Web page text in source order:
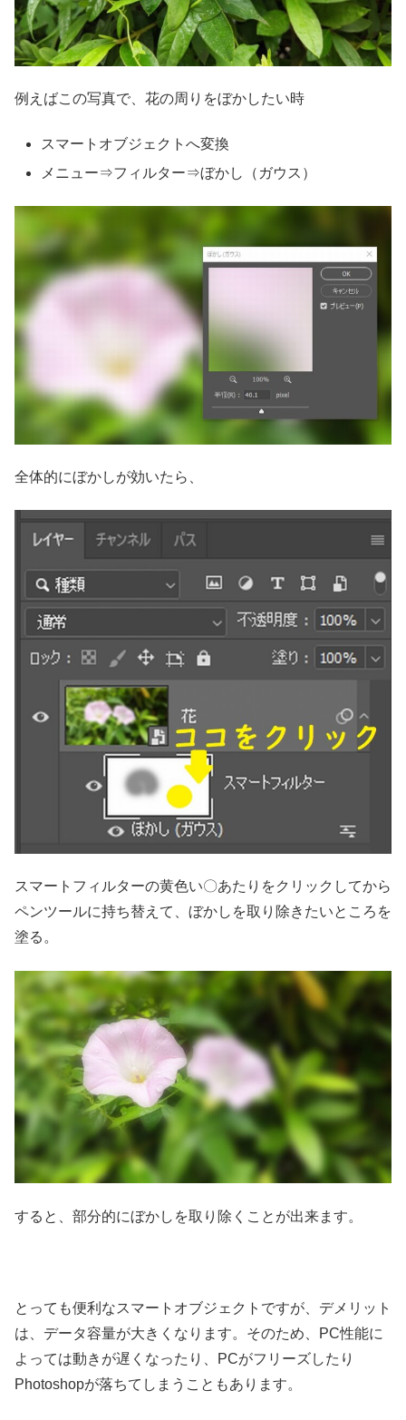
例えばこの写真で、花の周りをぼかしたい時
スマートオブジェクトへ変換
メニュー⇒フィルター⇒ぼかし（ガウス）
全体的にぼかしが効いたら、
スマートフィルターの黄色い〇あたりをクリックしてから
ペンツールに持ち替えて、ぼかしを取り除きたいところを
塗る。
すると、部分的にぼかしを取り除くことが出来ます。
とっても便利なスマートオブジェクトですが、デメリット
は、データ容量が大きくなります。そのため、PC性能に
よっては動きが遅くなったり、PCがフリーズしたり
Photoshopが落ちてしまうこともあります。